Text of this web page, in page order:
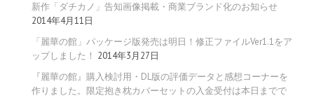
新作「ダチカノ」告知画像掲載・商業ブランド化のお知らせ
2014年4月11日
「麗華の館」パッケージ版発売は明日！修正ファイルVer1.1をア
ップしました！ 2014年3月27日
『麗華の館』購入検討用・DL版の評価データと感想コーナーを
作りました。限定抱き枕カバーセットの入金受付は本日までで